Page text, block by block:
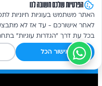
הפרטיות שלכם חשובה לנו
האתר משתמש בעוגיות חיוניות
לאחר אישורכם - עד אז לא
בכל עת דרך "הגדרות עוגיות"
אישור הכל
משפטי